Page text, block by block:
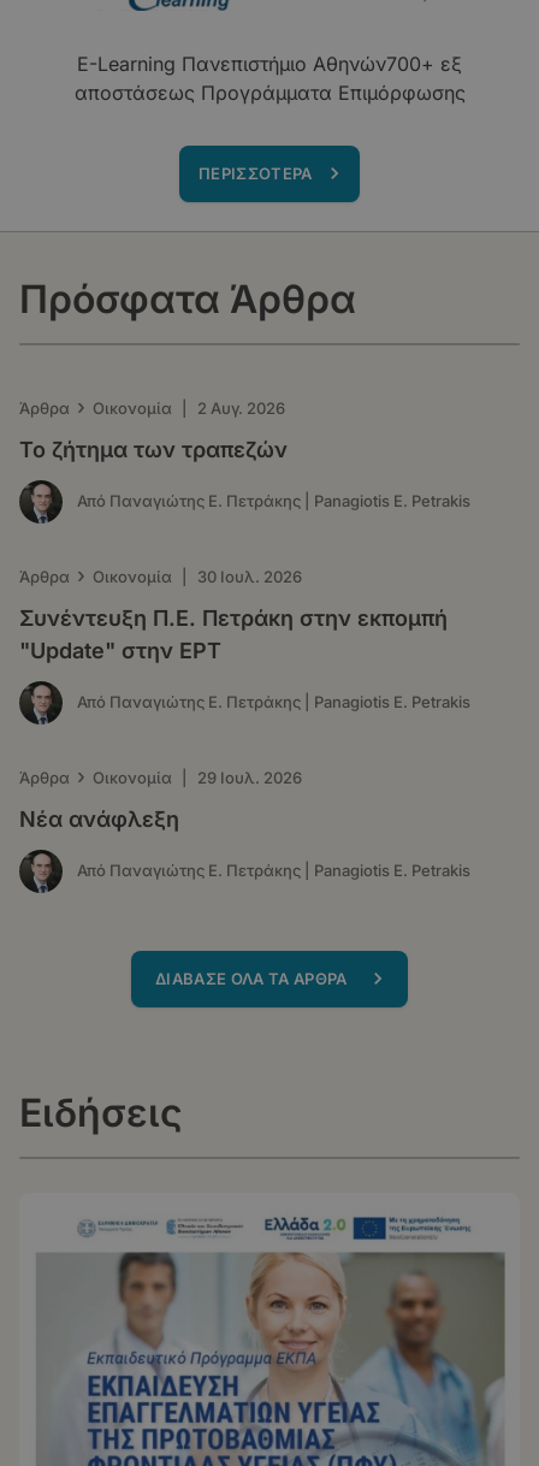
E-Learning Πανεπιστήμιο Αθηνών700+ εξ
αποστάσεως Προγράμματα Επιμόρφωσης
ΠΕΡΙΣΣΟΤΕΡΑ
Πρόσφατα Άρθρα
Άρθρα › Οικονομία 2 Αυγ. 2026
Το ζήτημα των τραπεζών
Από Παναγιώτης Ε. Πετράκης | Panagiotis E. Petrakis
Άρθρα › Οικονομία 30 Ιουλ. 2026
Συνέντευξη Π.Ε. Πετράκη στην εκπομπή
"Update" στην ΕΡΤ
Από Παναγιώτης Ε. Πετράκης | Panagiotis E. Petrakis
Άρθρα › Οικονομία 29 Ιουλ. 2026
Νέα ανάφλεξη
Από Παναγιώτης Ε. Πετράκης | Panagiotis E. Petrakis
ΔΙΑΒΑΣΕ ΟΛΑ ΤΑ ΑΡΘΡΑ
Ειδήσεις